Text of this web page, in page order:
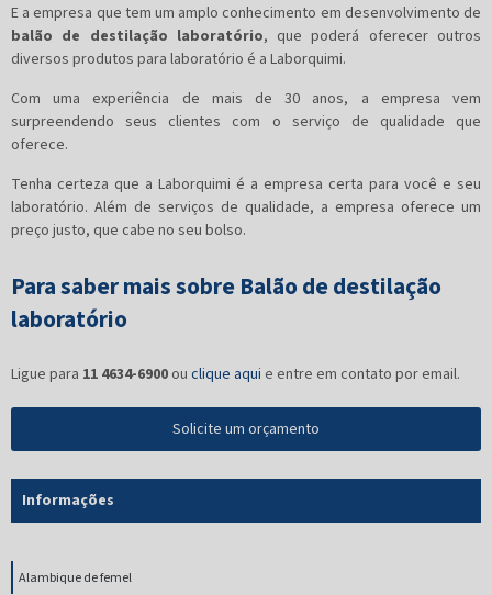
E a empresa que tem um amplo conhecimento em desenvolvimento de
balão de destilação laboratório, que poderá oferecer outros
diversos produtos para laboratório é a Laborquimi.
Com uma experiência de mais de 30 anos, a empresa vem
surpreendendo seus clientes com o serviço de qualidade que
oferece.
Tenha certeza que a Laborquimi é a empresa certa para você e seu
laboratório. Além de serviços de qualidade, a empresa oferece um
preço justo, que cabe no seu bolso.
Para saber mais sobre Balão de destilação
laboratório
Ligue para 11 4634-6900 ou clique aqui e entre em contato por email.
Solicite um orçamento
Informações
Alambique de femel